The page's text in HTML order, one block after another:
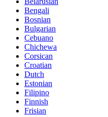
Bengali
Bosnian
Bulgarian
Cebuano
Chichewa
Corsican
Croatian
Dutch
Estonian
Filipino
Finnish
Frisian